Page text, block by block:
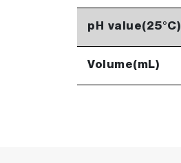
pH value(25°C)
Volume(mL)